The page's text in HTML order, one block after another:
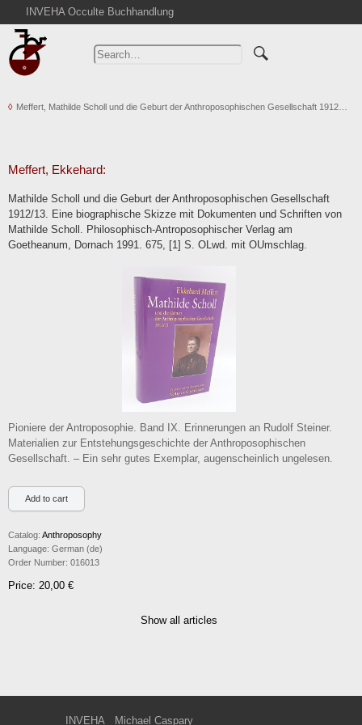
INVEHA Occulte Buchhandlung
Home
Advanced Search
Cart
Contact
Terms
Meffert, Mathilde Scholl und die Geburt der Anthroposophischen Gesellschaft 1912…
Meffert, Ekkehard:
Mathilde Scholl und die Geburt der Anthroposophischen Gesellschaft
1912/13. Eine biographische Skizze mit Dokumenten und Schriften von
Mathilde Scholl. Philosophisch-Antroposophischer Verlag am
Goetheanum, Dornach 1991. 675, [1] S. OLwd. mit OUmschlag.
Pioniere der Antroposophie. Band IX. Erinnerungen an Rudolf Steiner.
Materialien zur Entstehungsgeschichte der Anthroposophischen
Gesellschaft. – Ein sehr gutes Exemplar, augenscheinlich ungelesen.
Catalog: Anthroposophy
Language: German (de)
Order Number: 016013
Price: 20,00 €
Show all articles
INVEHA Michael Caspary